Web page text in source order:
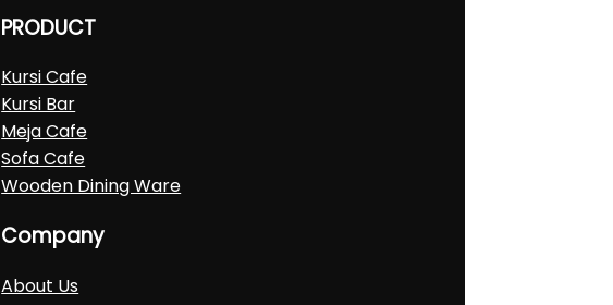
PRODUCT
Kursi Cafe
Kursi Bar
Meja Cafe
Sofa Cafe
Wooden Dining Ware
Company
About Us